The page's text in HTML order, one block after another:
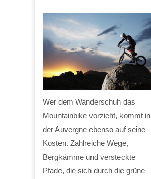
Wer dem Wanderschuh das
Mountainbike vorzieht, kommt in
der Auvergne ebenso auf seine
Kosten. Zahlreiche Wege,
Bergkämme und versteckte
Pfade, die sich durch die grüne